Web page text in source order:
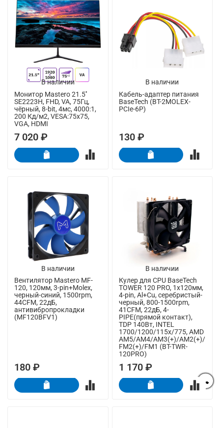
В наличии
Монитор Mastero 21.5''
SE2223H, FHD, VA, 75Гц,
чёрный, 8-bit, 4мс, 4000:1,
200 Кд/м2, VESA:75x75,
VGA, HDMI
7 020 ₽
В наличии
Кабель-адаптер питания
BaseTech (BT-2MOLEX-
PCIe-6P)
130 ₽
В наличии
Вентилятор Mastero MF-
120, 120мм, 3-pin+Molex,
черный-синий, 1500rpm,
44CFM, 22дБ,
антивибропрокладки
(MF120BFV1)
180 ₽
В наличии
Кулер для CPU BaseTech
TOWER 120 PRO, 1х120мм,
4-pin, Al+Cu, серебристый-
черный, 800-1500rpm,
41CFM, 22дБ, 4-
PIPE(прямой контакт),
TDP 140Вт, INTEL
1700/1200/115x/775, AMD
AM5/AM4/AM3(+)/AM2(+)/
FM2(+)/FM1 (BT-TWR-
120PRO)
1 170 ₽